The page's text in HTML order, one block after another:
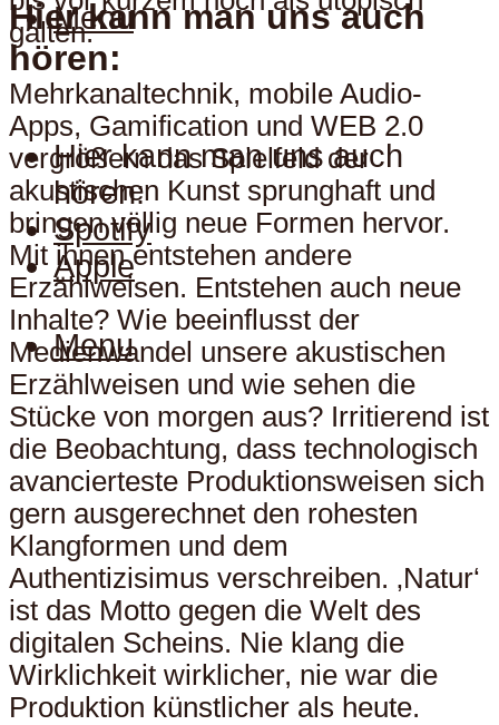
Menu
Hier kann man uns auch
hören:
Hier kann man uns auch
hören:
Spotify
Apple
Menu
galten.
Mehrkanaltechnik, mobile Audio-
Apps, Gamification und WEB 2.0
vergrößern das Spielfeld der
akustischen Kunst sprunghaft und
bringen völlig neue Formen hervor.
Mit ihnen entstehen andere
Erzählweisen. Entstehen auch neue
Inhalte? Wie beeinflusst der
Medienwandel unsere akustischen
Erzählweisen und wie sehen die
Stücke von morgen aus? Irritierend ist
die Beobachtung, dass technologisch
avancierteste Produktionsweisen sich
gern ausgerechnet den rohesten
Klangformen und dem
Authentizisimus verschreiben. ‚Natur‘
ist das Motto gegen die Welt des
digitalen Scheins. Nie klang die
Wirklichkeit wirklicher, nie war die
Produktion künstlicher als heute.